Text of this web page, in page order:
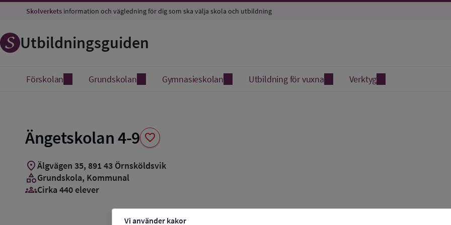
Vi använder kakor
Skolverkets information och vägledning för dig som ska välja skola och utbildning
Utbildningsguiden
Förskolan Grundskolan Gymnasieskolan Utbildning för vuxna Verktyg
Ängetskolan 4-9 favorite
Spara
location_onÄlgvägen 35, 89143 Örnsköldsvik
categoryGrundskola, Kommunal
groups_3Cirka 440 elever